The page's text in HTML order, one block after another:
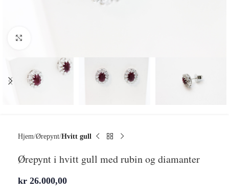
Hjem Ørepynt Hvitt gull
Ørepynt i hvitt gull med rubin og diamanter
kr 26.000,00